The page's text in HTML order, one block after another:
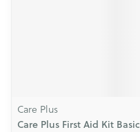
Care Plus
Care Plus First Aid Kit Basic